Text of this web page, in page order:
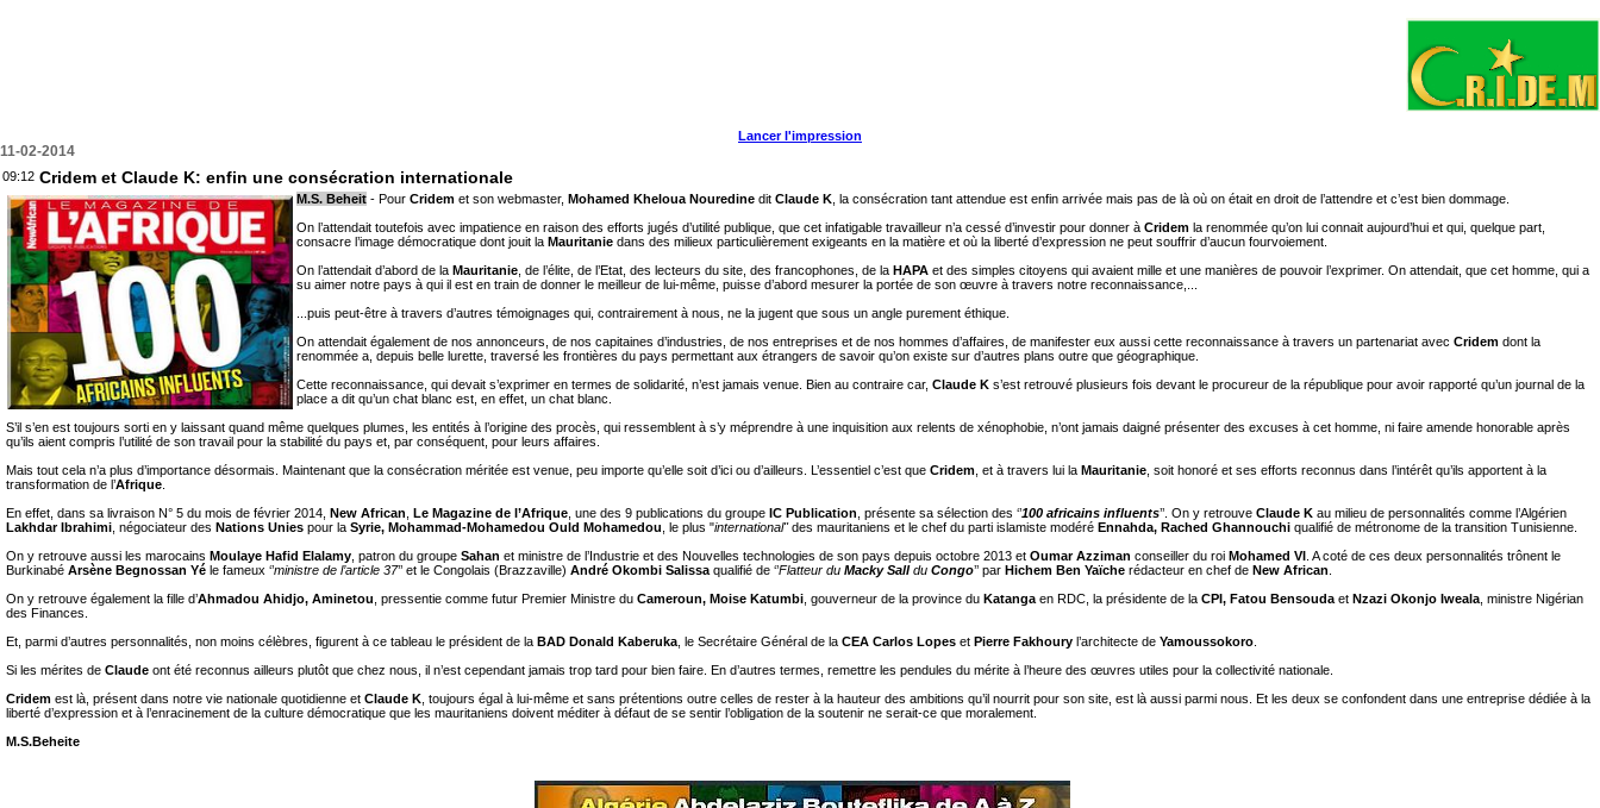
Lancer l'impression
11-02-2014
09:12 Cridem et Claude K: enfin une consécration internationale
M.S. Beheit - Pour Cridem et son webmaster, Mohamed Kheloua Nouredine dit Claude K, la consécration tant attendue est enfin arrivée mais pas de là où on était en droit de l’attendre et c’est bien dommage.
On l’attendait toutefois avec impatience en raison des efforts jugés d’utilité publique, que cet infatigable travailleur n’a cessé d’investir pour donner à Cridem la renommée qu’on lui connait aujourd’hui et qui, quelque part,
consacre l’image démocratique dont jouit la Mauritanie dans des milieux particulièrement exigeants en la matière et où la liberté d’expression ne peut souffrir d’aucun fourvoiement.
On l’attendait d’abord de la Mauritanie, de l’élite, de l’Etat, des lecteurs du site, des francophones, de la HAPA et des simples citoyens qui avaient mille et une manières de pouvoir l’exprimer. On attendait, que cet homme, qui a
su aimer notre pays à qui il est en train de donner le meilleur de lui-même, puisse d’abord mesurer la portée de son œuvre à travers notre reconnaissance,...
...puis peut-être à travers d’autres témoignages qui, contrairement à nous, ne la jugent que sous un angle purement éthique.
On attendait également de nos annonceurs, de nos capitaines d’industries, de nos entreprises et de nos hommes d’affaires, de manifester eux aussi cette reconnaissance à travers un partenariat avec Cridem dont la
renommée a, depuis belle lurette, traversé les frontières du pays permettant aux étrangers de savoir qu’on existe sur d’autres plans outre que géographique.
Cette reconnaissance, qui devait s’exprimer en termes de solidarité, n’est jamais venue. Bien au contraire car, Claude K s’est retrouvé plusieurs fois devant le procureur de la république pour avoir rapporté qu’un journal de la
place a dit qu’un chat blanc est, en effet, un chat blanc.
S’il s’en est toujours sorti en y laissant quand même quelques plumes, les entités à l’origine des procès, qui ressemblent à s’y méprendre à une inquisition aux relents de xénophobie, n’ont jamais daigné présenter des excuses à cet homme, ni faire amende honorable après
qu’ils aient compris l’utilité de son travail pour la stabilité du pays et, par conséquent, pour leurs affaires.
Mais tout cela n’a plus d’importance désormais. Maintenant que la consécration méritée est venue, peu importe qu’elle soit d’ici ou d’ailleurs. L’essentiel c’est que Cridem, et à travers lui la Mauritanie, soit honoré et ses efforts reconnus dans l’intérêt qu’ils apportent à la
transformation de l’Afrique.
En effet, dans sa livraison N° 5 du mois de février 2014, New African, Le Magazine de l’Afrique, une des 9 publications du groupe IC Publication, présente sa sélection des ‘’100 africains influents’’. On y retrouve Claude K au milieu de personnalités comme l’Algérien
Lakhdar Ibrahimi, négociateur des Nations Unies pour la Syrie, Mohammad-Mohamedou Ould Mohamedou, le plus "international"des mauritaniens et le chef du parti islamiste modéré Ennahda, Rached Ghannouchi qualifié de métronome de la transition Tunisienne.
On y retrouve aussi les marocains Moulaye Hafid Elalamy, patron du groupe Sahan et ministre de l’Industrie et des Nouvelles technologies de son pays depuis octobre 2013 et Oumar Azziman conseiller du roi Mohamed VI . A coté de ces deux personnalités trônent le
Burkinabé Arsène Begnossan Yé le fameux ‘’ministre de l’article 37’’ et le Congolais (Brazzaville) André Okombi Salissaqualifié de ‘’Flatteur du Macky Salldu Congo’’ par Hichem Ben Yaïche rédacteur en chef de New African.
On y retrouve également la fille d’Ahmadou Ahidjo, Aminetou, pressentie comme futur Premier Ministre du Cameroun, Moise Katumbi, gouverneur de la province du Katangaen RDC, la présidente de la CPI, Fatou Bensoudaet Nzazi Okonjo Iweala, ministre Nigérian
des Finances.
Et, parmi d’autres personnalités, non moins célèbres, figurent à ce tableau le président de la BAD Donald Kaberuka, le Secrétaire Général de la CEA Carlos Lopes et Pierre Fakhoury l’architecte de Yamoussokoro.
Si les mérites de Claude ont été reconnus ailleurs plutôt que chez nous, il n’est cependant jamais trop tard pour bien faire. En d’autres termes, remettre les pendules du mérite à l’heure des œuvres utiles pour la collectivité nationale.
Cridem est là, présent dans notre vie nationale quotidienne et Claude K, toujours égal à lui-même et sans prétentions outre celles de rester à la hauteur des ambitions qu’il nourrit pour son site, est là aussi parmi nous. Et les deux se confondent dans une entreprise dédiée à la
liberté d’expression et à l’enracinement de la culture démocratique que les mauritaniens doivent méditer à défaut de se sentir l’obligation de la soutenir ne serait-ce que moralement.
M.S.Beheite